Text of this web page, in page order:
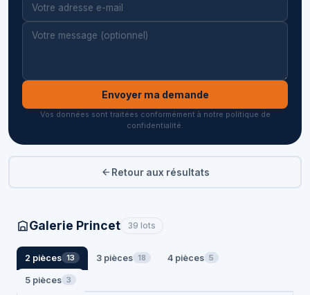
Envoyer ma demande
Vos données sont traitées conformément à notre politique de
confidentialité.
Retour aux résultats
Galerie Princet 39 lots
2 pièces 13 3 pièces 18 4 pièces 5
5 pièces 3